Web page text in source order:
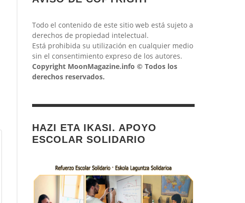
Todo el contenido de este sitio web está sujeto a
derechos de propiedad intelectual.
Está prohibida su utilización en cualquier medio
sin el consentimiento expreso de los autores.
Copyright MoonMagazine.info © Todos los
derechos reservados.
HAZI ETA IKASI. APOYO
ESCOLAR SOLIDARIO